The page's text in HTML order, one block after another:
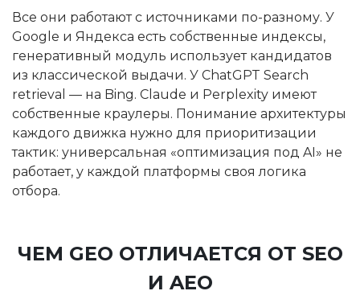
Все они работают с источниками по-разному. У
Google и Яндекса есть собственные индексы,
генеративный модуль использует кандидатов
из классической выдачи. У ChatGPT Search
retrieval — на Bing. Claude и Perplexity имеют
собственные краулеры. Понимание архитектуры
каждого движка нужно для приоритизации
тактик: универсальная «оптимизация под AI» не
работает, у каждой платформы своя логика
отбора.
ЧЕМ GEO ОТЛИЧАЕТСЯ ОТ SEO
И AEO